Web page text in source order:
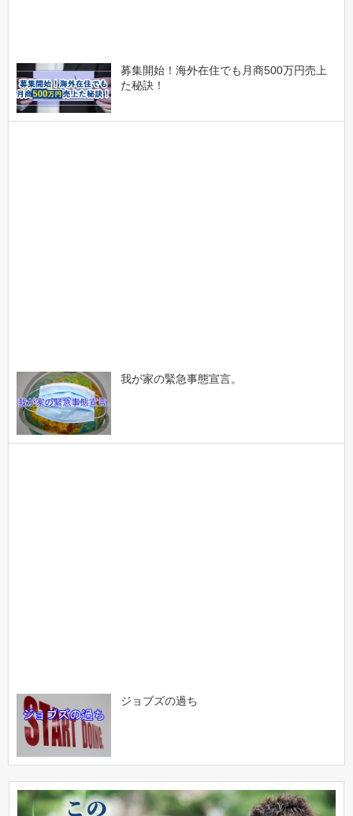
募集開始！海外在住でも月商500万円売上
た秘訣！
我が家の緊急事態宣言。
ジョブズの過ち